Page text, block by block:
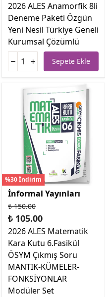
2026 ALES Anamorfik 8li
Deneme Paketi Özgün
Yeni Nesil Türkiye Geneli
Kurumsal Çözümlü
Sepete Ekle
%30 İndirim
İnformal Yayınları
₺ 150.00
₺ 105.00
2026 ALES Matematik
Kara Kutu 6.Fasikül
ÖSYM Çıkmış Soru
MANTIK-KÜMELER-
FONKSİYONLAR
Modüler Set